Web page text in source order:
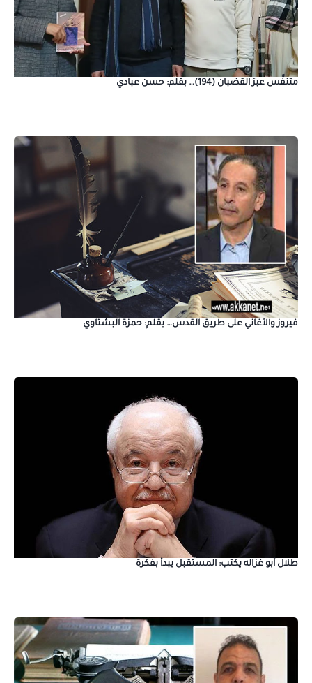
متنفَّس عبرَ القضبان (194)… بقلم: حسن عبادي
فيروز والأغاني على طريق القدس… بقلم: حمزة البشتاوي
طلال أبو غزاله يكتب: المستقبل يبدأ بفكرة